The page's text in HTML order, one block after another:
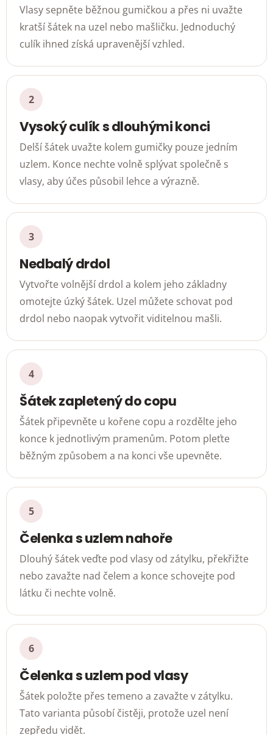
Vlasy sepněte běžnou gumičkou a přes ni uvažte
kratší šátek na uzel nebo mašličku. Jednoduchý
culík ihned získá upravenější vzhled.
Vysoký culík s dlouhými konci
Delší šátek uvažte kolem gumičky pouze jedním
uzlem. Konce nechte volně splývat společně s
vlasy, aby účes působil lehce a výrazně.
Nedbalý drdol
Vytvořte volnější drdol a kolem jeho základny
omotejte úzký šátek. Uzel můžete schovat pod
drdol nebo naopak vytvořit viditelnou mašli.
Šátek zapletený do copu
Šátek připevněte u kořene copu a rozdělte jeho
konce k jednotlivým pramenům. Potom pleťte
běžným způsobem a na konci vše upevněte.
Čelenka s uzlem nahoře
Dlouhý šátek veďte pod vlasy od zátylku, překřižte
nebo zavažte nad čelem a konce schovejte pod
látku či nechte volně.
Čelenka s uzlem pod vlasy
Šátek položte přes temeno a zavažte v zátylku.
Tato varianta působí čistěji, protože uzel není
zepředu vidět.